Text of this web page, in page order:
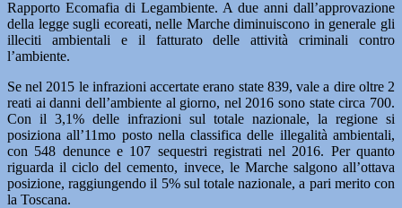
Rapporto Ecomafia di Legambiente. A due anni dall’approvazione
della legge sugli ecoreati, nelle Marche diminuiscono in generale gli
illeciti ambientali e il fatturato delle attività criminali contro
l’ambiente.
Se nel 2015 le infrazioni accertate erano state 839, vale a dire oltre 2
reati ai danni dell’ambiente al giorno, nel 2016 sono state circa 700.
Con il 3,1% delle infrazioni sul totale nazionale, la regione si
posiziona all’11mo posto nella classifica delle illegalità ambientali,
con 548 denunce e 107 sequestri registrati nel 2016. Per quanto
riguarda il ciclo del cemento, invece, le Marche salgono all’ottava
posizione, raggiungendo il 5% sul totale nazionale, a pari merito con
la Toscana.